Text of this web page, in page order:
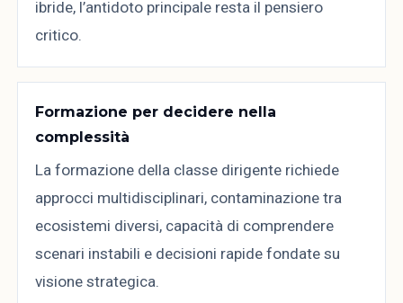
ibride, l’antidoto principale resta il pensiero
critico.
Formazione per decidere nella
complessità
La formazione della classe dirigente richiede
approcci multidisciplinari, contaminazione tra
ecosistemi diversi, capacità di comprendere
scenari instabili e decisioni rapide fondate su
visione strategica.